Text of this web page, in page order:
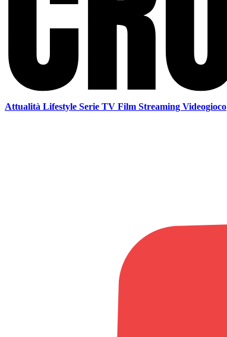
Attualità Lifestyle Serie TV Film Streaming Videogioco